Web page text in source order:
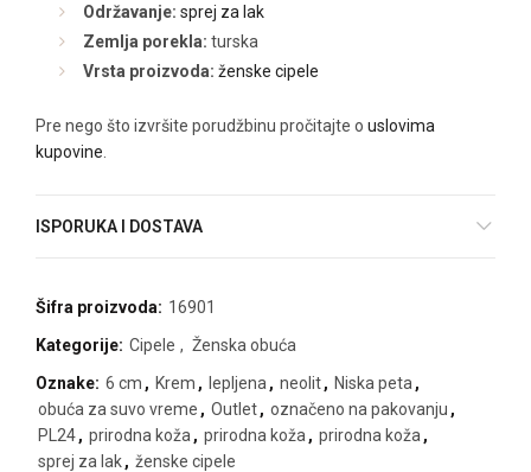
Održavanje: sprej za lak
Zemlja porekla: turska
Vrsta proizvoda: ženske cipele
Pre nego što izvršite porudžbinu pročitajte o uslovima
kupovine
ISPORUKA I DOSTAVA
Šifra proizvoda: 16901
Kategorije: Cipele , Ženska obuća
Oznake: 6 cm , Krem , lepljena , neolit, Niska peta ,
obuća za suvo vreme , Outlet, označeno na pakovanju ,
PL24, prirodna koža , prirodna koža , prirodna koža ,
sprej za lak, ženske cipele